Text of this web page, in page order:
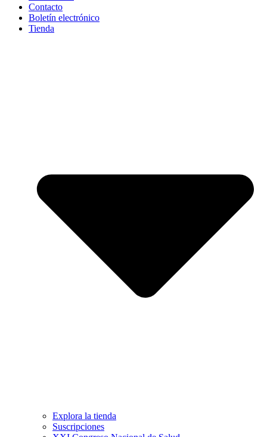
Contacto
Boletín electrónico
Tienda
Explora la tienda
Suscripciones